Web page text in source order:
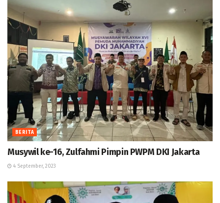
BERITA
Musywil ke-16, Zulfahmi Pimpin PWPM DKI Jakarta
4 September, 2023